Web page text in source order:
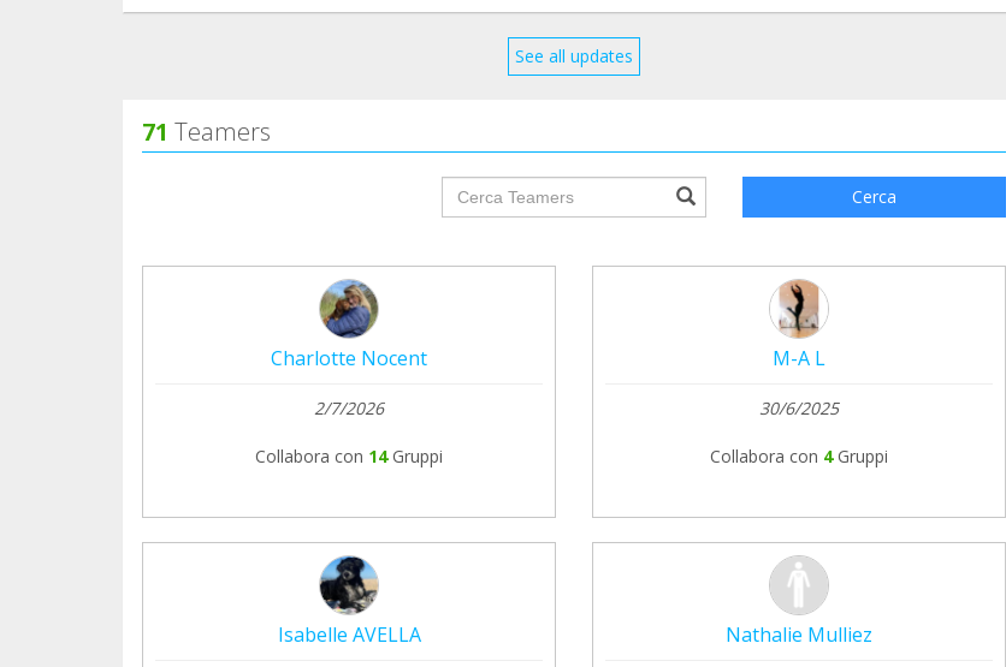
See all updates
71 Teamers
groupProfile.searchForm.search.text??? Cerca
Charlotte Nocent
2/7/2026
Collabora con 14 Gruppi
M-A L
30/6/2025
Collabora con 4 Gruppi
Isabelle AVELLA Nathalie Mulliez